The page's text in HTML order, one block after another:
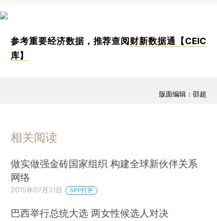
参考重要经济数据，推荐查阅 财新数据通【CEIC
库】
版面编辑：邵超
相关阅读
做实做强金砖国家组织 构建全球新伙伴关系
网络
2015年07月31日 APP打开
巴西举行总统大选 两女性候选人对决